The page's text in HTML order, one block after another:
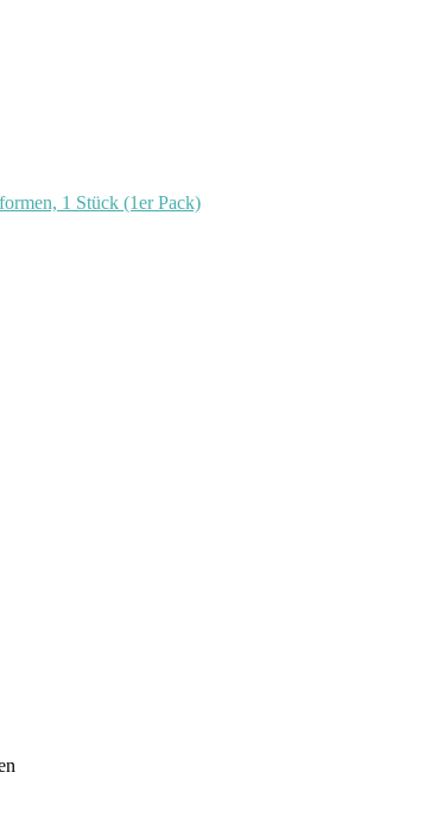
1 Stück (1er Pack)